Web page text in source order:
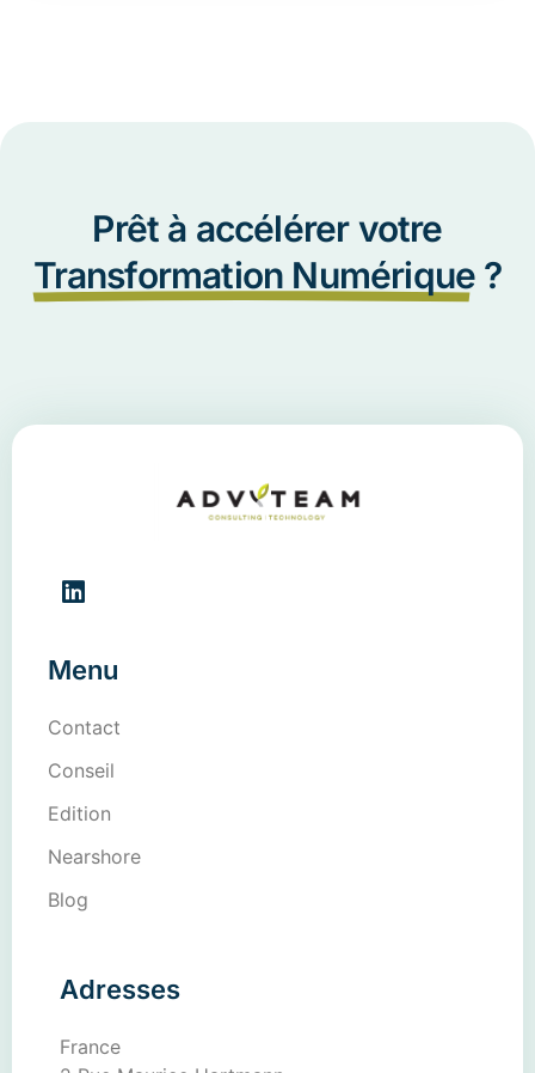
Prêt à accélérer votre
Transformation Numérique ?
Menu
Contact
Conseil
Edition
Nearshore
Blog
Adresses
France